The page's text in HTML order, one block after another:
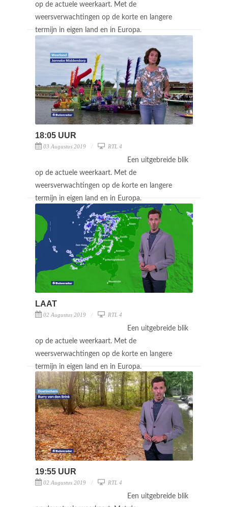
op de actuele weerkaart. Met de
weersverwachtingen op de korte en langere
termijn in eigen land en in Europa.
18:05 UUR
03 Augustus 2019 RTL 4
Een uitgebreide blik
op de actuele weerkaart. Met de
weersverwachtingen op de korte en langere
termijn in eigen land en in Europa.
LAAT
02 Augustus 2019 RTL 4
Een uitgebreide blik
op de actuele weerkaart. Met de
weersverwachtingen op de korte en langere
termijn in eigen land en in Europa.
19:55 UUR
02 Augustus 2019 RTL 4
Een uitgebreide blik